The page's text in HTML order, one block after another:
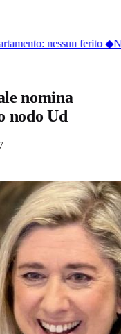
nessun ferito ◆
nomina
nodo Ud